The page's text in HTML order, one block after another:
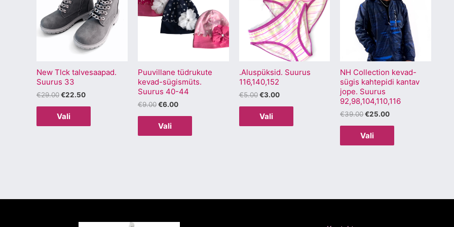
New Tlck talvesaapad.
Suurus 33
€29.00€22.50
Vali
on
mitu
varianti.
Valikuid
teha
Puuvillane tüdrukute
kevad-sügismüts.
Suurus 40-44
€9.00 €6.00
Vali
on
mitu
varianti.
Valikuid
teha
tootelehel.
.Aluspüksid. Suurus
116,140,152
€5.00 €3.00
Vali
on
mitu
varianti.
Valikuid
saab
teha
NH Collection kevad-
sügis kahtepidi kantav
jope. Suurus
92,98,104,110,116
€39.00 €25.00
Vali
on
mitu
varianti.
Valikuid
saab
teha
tootelehel.